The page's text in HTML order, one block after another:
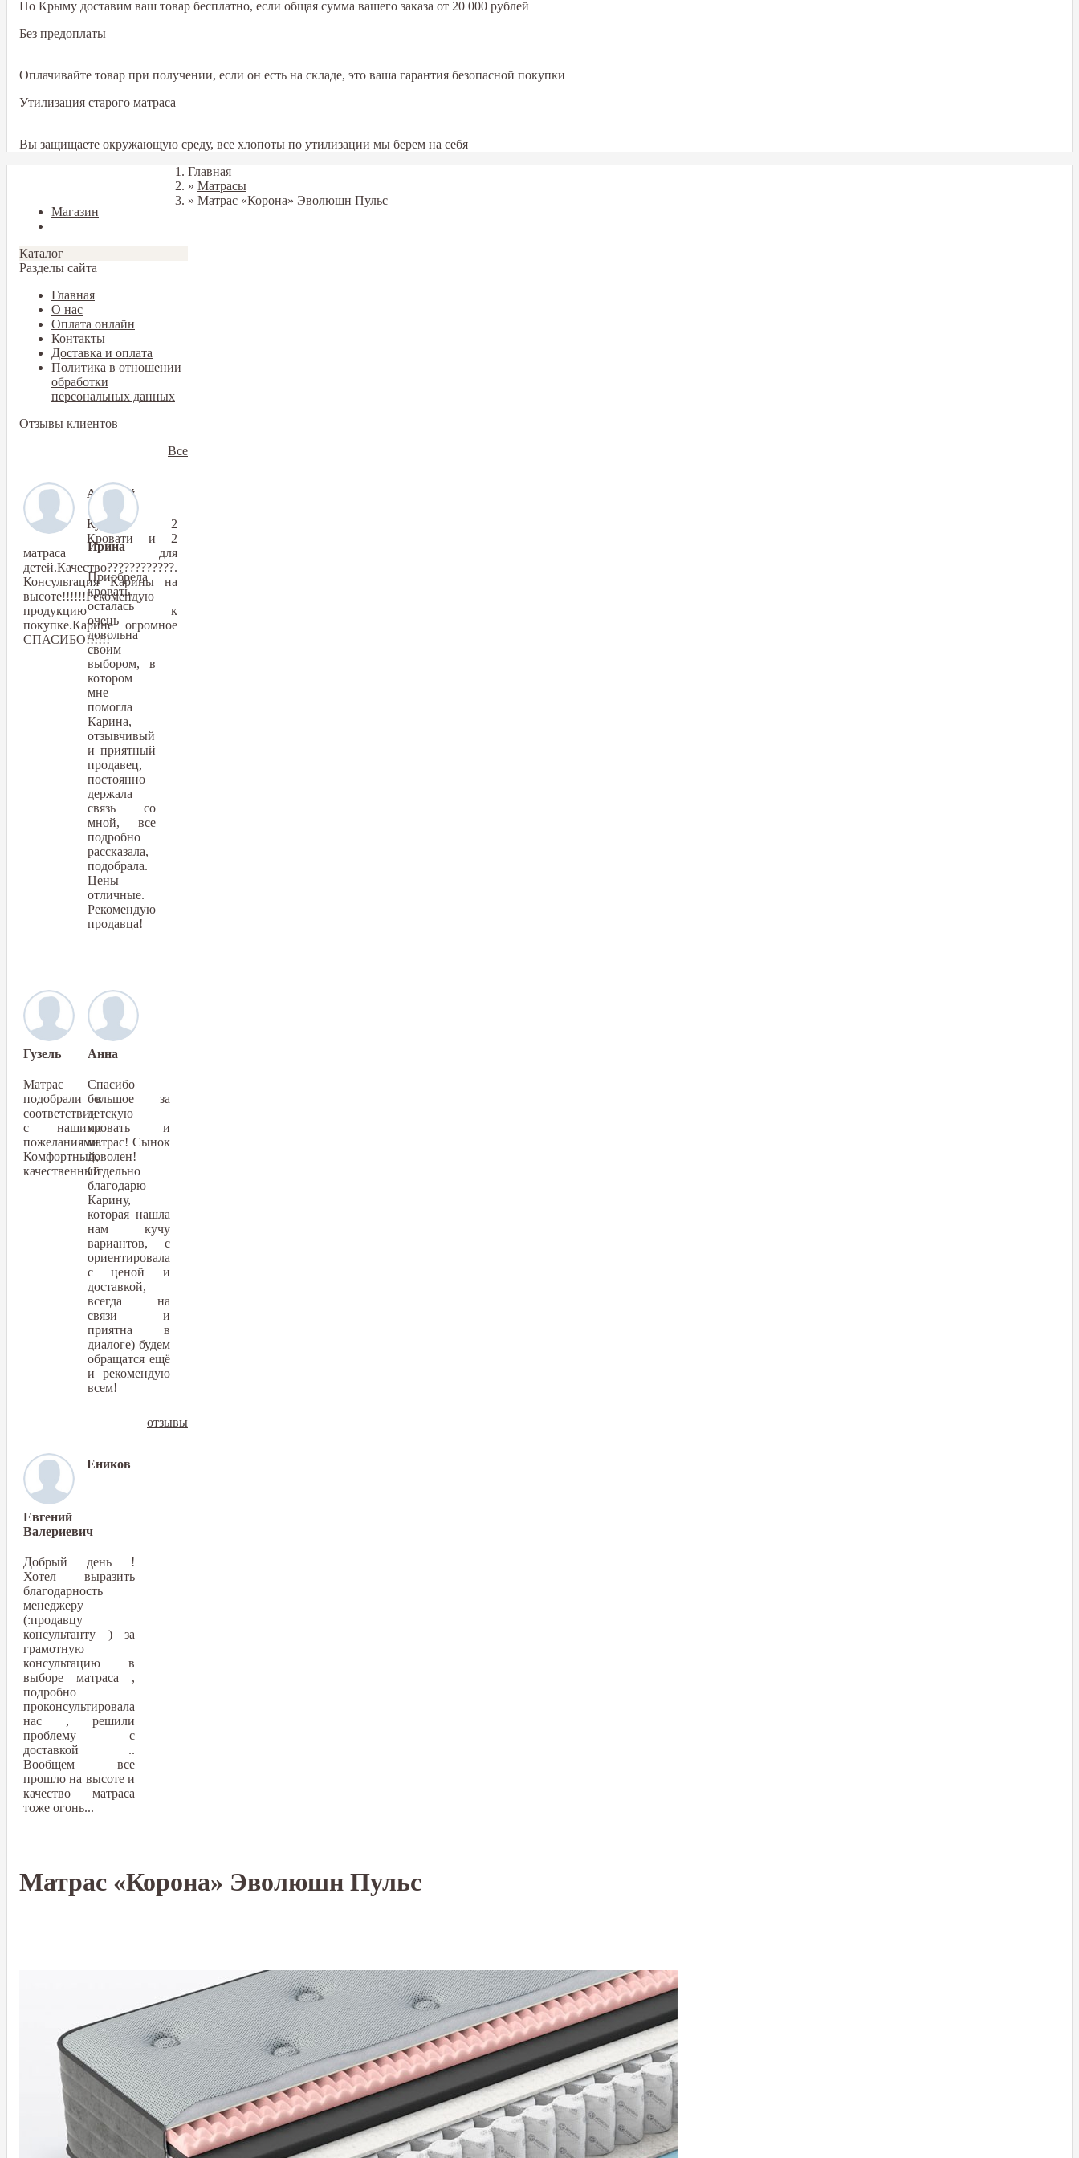
По Крыму доставим ваш товар бесплатно, если общая сумма вашего заказа от 20 000 рублей
Без предоплаты
Оплачивайте товар при получении, если он есть на складе, это ваша гарантия безопасной покупки
Утилизация старого матраса
Вы защищаете окружающую среду, все хлопоты по утилизации мы берем на себя
Магазин
Каталог
Разделы сайта
Главная
О нас
Оплата онлайн
Контакты
Доставка и оплата
Политика в отношении
обработки
персональных данных
Отзывы клиентов
Алексей
Купили 2
Кровати и 2
матраса для
детей.Качество????????????.
Консультация Карины на
высоте!!!!!!Рекомендую
продукцию к
покупке.Карине огромное
СПАСИБО!!!!!!
Ирина
Приобрела
кровать,
осталась
очень
довольна
своим
выбором, в
котором
мне
помогла
Карина,
отзывчивый
и приятный
продавец,
постоянно
держала
связь со
мной, все
подробно
рассказала,
подобрала.
Цены
отличные.
Рекомендую
продавца!
Гузель
Матрас
подобрали в
соответствии
с нашими
пожеланиями.
Комфортный,
качественный
Анна
Спасибо
большое за
детскую
кровать и
матрас! Сынок
доволен!
Отдельно
благодарю
Карину,
которая нашла
нам кучу
вариантов, с
ориентировала
с ценой и
доставкой,
всегда на
связи и
приятна в
диалоге) будем
обращатся ещё
и рекомендую
всем!
Еников
Евгений
Валериевич
Добрый день !
Хотел выразить
благодарность
менеджеру
(:продавцу
консультанту ) за
грамотную
консультацию в
выборе матраса ,
подробно
проконсультировала
нас , решили
проблему с
доставкой ..
Вообщем все
прошло на высоте и
качество матраса
тоже огонь...
Все
отзывы
Главная
» Матрасы
» Матрас «Корона» Эволюшн Пульс
Матрас «Корона» Эволюшн Пульс